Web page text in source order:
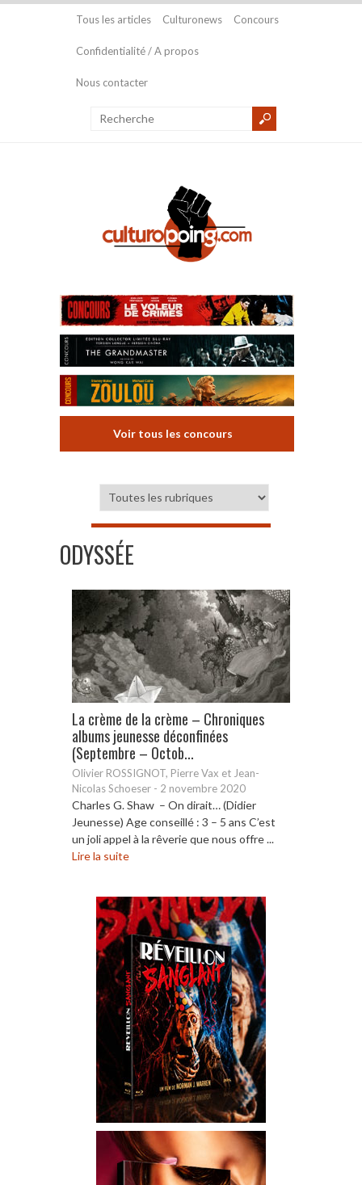
Tous les articles Culturonews Concours
Confidentialité / A propos
Nous contacter
Voir tous les concours
ODYSSÉE
La crème de la crème – Chroniques
albums jeunesse déconfinées
(Septembre – Octob...
Olivier ROSSIGNOT, Pierre Vax et Jean-
Nicolas Schoeser - 2 novembre 2020
Charles G. Shaw – On dirait… (Didier
Jeunesse) Age conseillé : 3 – 5 ans C’est
un joli appel à la rêverie que nous offre ...
Lire la suite